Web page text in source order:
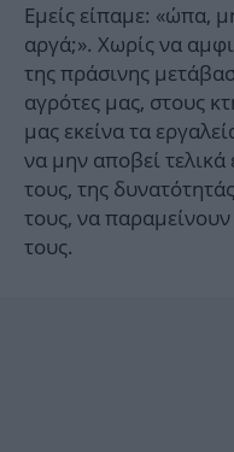
Εμείς είπαμε: «ώπα,
αργά;». Χωρίς να
της πράσινης
αγρότες μας, στους
μας εκείνα τα
να μην αποβεί
τους, της
τους, να
τους.